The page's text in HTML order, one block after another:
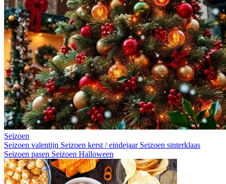
Seizoen
Seizoen valentijn Seizoen kerst / eindejaar Seizoen sinterklaas
Seizoen pasen Seizoen Halloween